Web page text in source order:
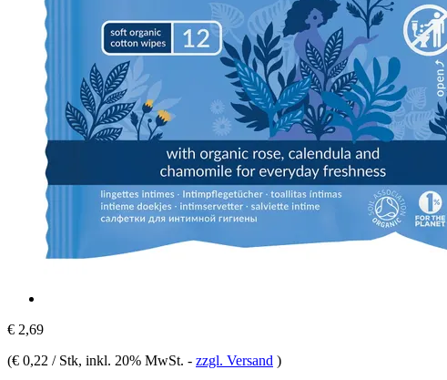
€ 2,69
(€ 0,22 / Stk, inkl. 20% MwSt. - zzgl. Versand )